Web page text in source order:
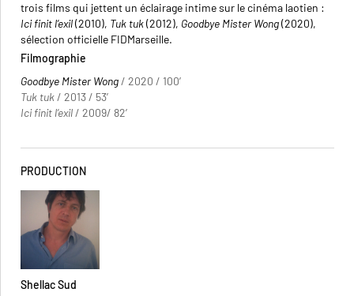
trois films qui jettent un éclairage intime sur le cinéma laotien :
Ici finit l’exil(2010), Tuk tuk(2012), Goodbye Mister Wong(2020),
sélection officielle FIDMarseille.
Filmographie
Goodbye Mister Wong / 2020 / 100’
Tuk tuk / 2013 / 53’
Ici finit l’exil / 2009/ 82’
PRODUCTION
Shellac Sud